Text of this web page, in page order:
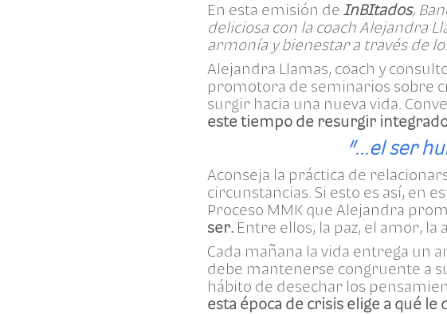
En esta emisión de InBItados,
deliciosa con la coach Alejandra
armonía y bienestar a través de
Alejandra Llamas, coach y
promotora de seminarios sobre
surgir hacia una nueva vida.
este tiempo de resurgir
“...el ser
Aconseja la práctica de
circunstancias. Si esto es así, en
Proceso MMK que Alejandra
ser. Entre ellos, la paz, el amor, la
Cada mañana la vida entrega un
debe mantenerse congruente a
hábito de desechar los
esta época de crisis elige a qué le